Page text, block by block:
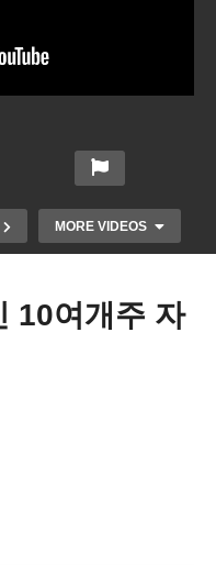
MORE VIDEOS
10여개주 자